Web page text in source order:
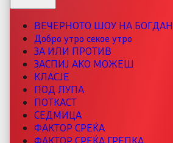
ВЕЧЕРНОТО ШОУ НА БОГДАН
Добро утро секое утро
ЗА ИЛИ ПРОТИВ
ЗАСПИЈ АКО МОЖЕШ
КЛАСЈЕ
ПОД ЛУПА
ПОТКАСТ
СЕДМИЦА
ФАКТОР СРЕЌА
ФАКТОР СРЕЌА ГРЕПКА